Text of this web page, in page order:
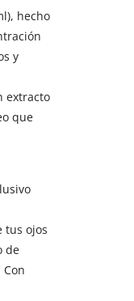
hecho
y
extracto
que
tus ojos
de
Con